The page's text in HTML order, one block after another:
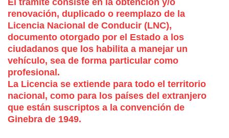
El trámite consiste en la obtención y/o
renovación, duplicado o reemplazo de la
Licencia Nacional de Conducir (LNC),
documento otorgado por el Estado a los
ciudadanos que los habilita a manejar un
vehículo, sea de forma particular como
profesional.
La Licencia se extiende para todo el territorio
nacional, como para los países del extranjero
que están suscriptos a la convención de
Ginebra de 1949.